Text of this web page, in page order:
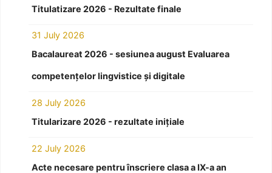
Titulatizare 2026 - Rezultate finale
31 July 2026
Bacalaureat 2026 - sesiunea august Evaluarea
competențelor lingvistice și digitale
28 July 2026
Titularizare 2026 - rezultate inițiale
22 July 2026
Acte necesare pentru înscriere clasa a IX-a an